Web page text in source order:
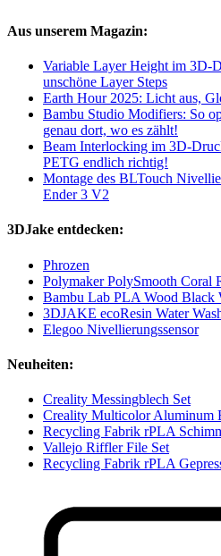
Aus unserem Magazin:
Variable Layer Height im 3D-
unschöne Layer Steps
Earth Hour 2025: Licht aus,
Bambu Studio Modifiers: So
genau dort, wo es zählt!
Beam Interlocking im 3D-
PETG endlich richtig!
Montage des BLTouch
Ender 3 V2
3DJake entdecken:
Phrozen
Polymaker PolySmooth Coral
Bambu Lab PLA Wood Black
3DJAKE ecoResin Water
Elegoo Nivellierungssensor
Neuheiten:
Creality Messingblech Set
Creality Multicolor Aluminum
Recycling Fabrik rPLA
Vallejo Riffler File Set
Recycling Fabrik rPLA